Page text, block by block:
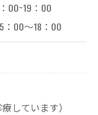
00~19：00
00～18：00
しています）